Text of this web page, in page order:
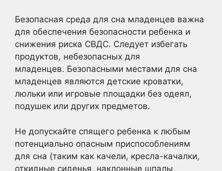
Безопасная среда для сна младенцев важна
для обеспечения безопасности ребенка и
снижения риска СВДС. Следует избегать
продуктов, небезопасных для
младенцев. Безопасными местами для сна
младенцев являются детские кроватки,
люльки или игровые площадки без одеял,
подушек или других предметов.
Не допускайте спящего ребенка к любым
потенциально опасным приспособлениям
для сна (таким как качели, кресла-качалки,
откидные сиденья, наклонные шпалы,